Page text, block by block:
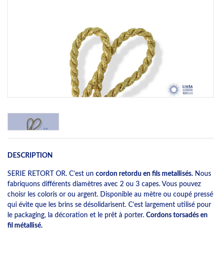
DESCRIPTION
SERIE RETORT OR. C’est un cordon retordu en fils metallisés. Nous
fabriquons différents diamètres avec 2 ou 3 capes. Vous pouvez
choisr les coloris or ou argent. Disponible au mètre ou coupé pressé
qui évite que les brins se désolidarisent. C’est largement utilisé pour
le packaging, la décoration et le prêt à porter. Cordons torsadés en
fil métallisé.